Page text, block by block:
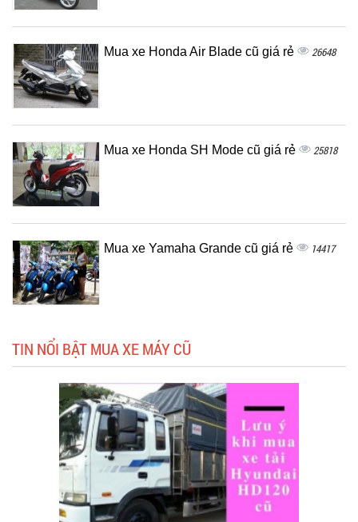
Mua xe Honda Air Blade cũ giá rẻ 26648
Mua xe Honda SH Mode cũ giá rẻ 25818
Mua xe Yamaha Grande cũ giá rẻ 14417
TIN NỔI BẬT MUA XE MÁY CŨ